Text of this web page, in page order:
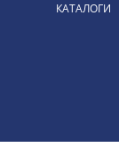
КАТАЛОГИ